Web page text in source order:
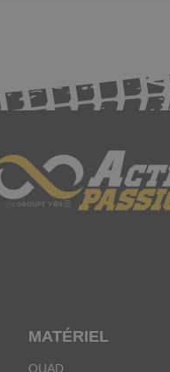
MATÉRIEL
QUAD